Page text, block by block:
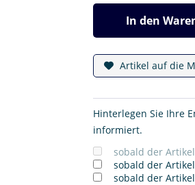
In den
Artikel auf die
Hinterlegen Sie Ihre
informiert.
sobald der
sobald der Artikel
sobald der